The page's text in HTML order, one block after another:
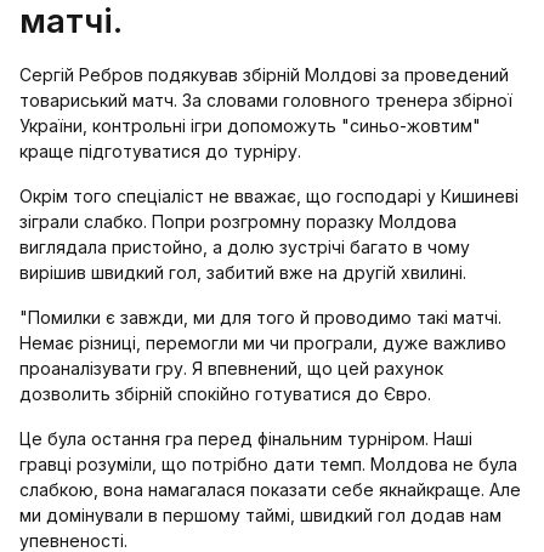
матчі.
Сергій Ребров подякував збірній Молдові за проведений
товариський матч. За словами головного тренера збірної
України, контрольні ігри допоможуть "синьо-жовтим"
краще підготуватися до турніру.
Окрім того спеціаліст не вважає, що господарі у Кишиневі
зіграли слабко. Попри розгромну поразку Молдова
виглядала пристойно, а долю зустрічі багато в чому
вирішив швидкий гол, забитий вже на другій хвилині.
"Помилки є завжди, ми для того й проводимо такі матчі.
Немає різниці, перемогли ми чи програли, дуже важливо
проаналізувати гру. Я впевнений, що цей рахунок
дозволить збірній спокійно готуватися до Євро.
Це була остання гра перед фінальним турніром. Наші
гравці розуміли, що потрібно дати темп. Молдова не була
слабкою, вона намагалася показати себе якнайкраще. Але
ми домінували в першому таймі, швидкий гол додав нам
упевненості.